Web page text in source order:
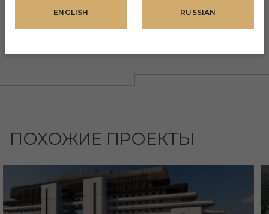
Зона барбекю
ПОХОЖИЕ ПРОЕКТЫ
ENGLISH RUSSIAN